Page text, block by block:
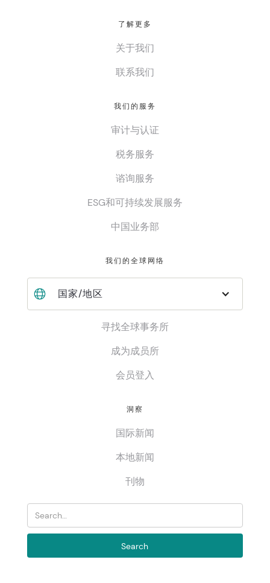
了解更多
关于我们
联系我们
我们的服务
审计与认证
税务服务
谘询服务
ESG和可持续发展服务
中国业务部
我们的全球网络
国家/地区
寻找全球事务所
成为成员所
会员登入
洞察
国际新闻
本地新闻
刊物